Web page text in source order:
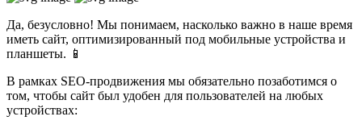
Да, безусловно! Мы понимаем, насколько важно в наше время
иметь сайт, оптимизированный под мобильные устройства и
планшеты. 📱
В рамках SEO-продвижения мы обязательно позаботимся о
том, чтобы сайт был удобен для пользователей на любых
устройствах: